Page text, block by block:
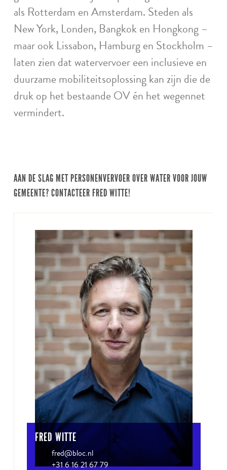
als Rotterdam en Amsterdam. Steden als
New York, Londen, Bangkok en Hongkong –
maar ook Lissabon, Hamburg en Stockholm –
laten zien dat watervervoer een inclusieve en
duurzame mobiliteitsoplossing kan zijn die de
druk op het bestaande OV én het wegennet
vermindert.
AAN DE SLAG MET PERSONENVERVOER OVER WATER VOOR JOUW
GEMEENTE? CONTACTEER FRED WITTE!
FRED WITTE
fred@bloc.nl
+31 6 16 21 67 79